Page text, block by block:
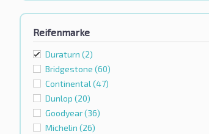
Reifenmarke
Duraturn (2)
Bridgestone (60)
Continental (47)
Dunlop (20)
Goodyear(36)
Michelin (26)